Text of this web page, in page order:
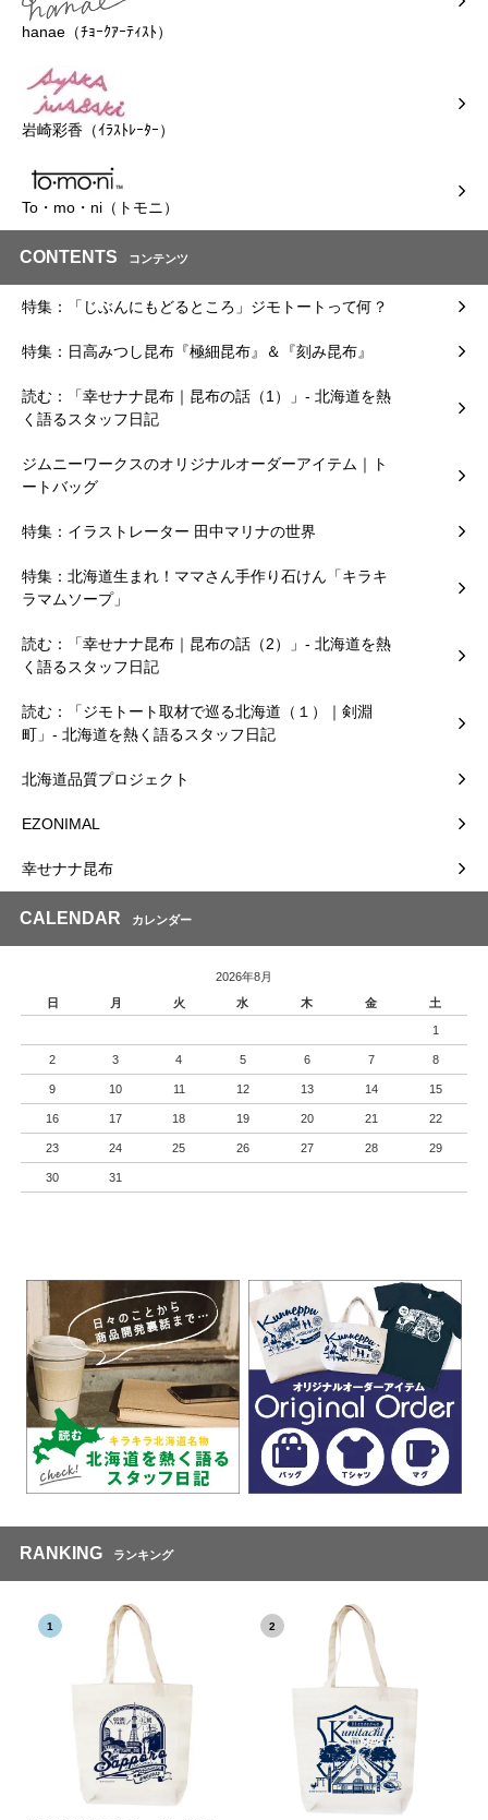
hanae（ﾁｮｰｸｱｰﾃｨｽﾄ）
岩崎彩香（ｲﾗｽﾄﾚｰﾀｰ）
To・mo・ni（トモニ）
CONTENTS コンテンツ
特集：「じぶんにもどるところ」ジモトートって何？
特集：日高みつし昆布『極細昆布』＆『刻み昆布』
読む：「幸せナナ昆布｜昆布の話（1）」- 北海道を熱
く語るスタッフ日記
ジムニーワークスのオリジナルオーダーアイテム｜ト
ートバッグ
特集：イラストレーター 田中マリナの世界
特集：北海道生まれ！ママさん手作り石けん「キラキ
ラマムソープ」
読む：「幸せナナ昆布｜昆布の話（2）」- 北海道を熱
く語るスタッフ日記
読む：「ジモトート取材で巡る北海道（１）｜剣淵
町」- 北海道を熱く語るスタッフ日記
北海道品質プロジェクト
EZONIMAL
幸せナナ昆布
CALENDAR カレンダー
2026年8月
日
月 火 水 木 金 土
1
2 3 4 5 6 7 8
9 10 11 12 13 14 15
16 17 18 19 20 21 22
23 24 25 26 27 28 29
30 31
RANKING ランキング
1 2